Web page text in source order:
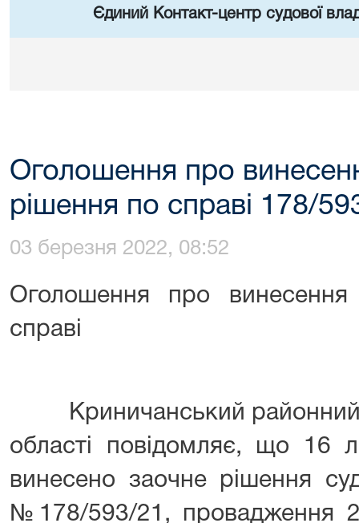
Єдиний Контакт-центр судової
Оголошення про
рішення по справі 178/
03 березня 2022, 08:52
Оголошення про
справі
Криничанський районний
області повідомляє, що 16
винесено заочне рішення
№178/593/21, провадження